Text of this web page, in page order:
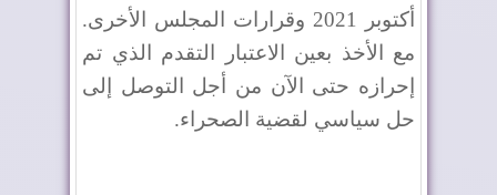
أكتوبر 2021 وقرارات المجلس الأخرى.
مع الأخذ بعين الاعتبار التقدم الذي تم
إحرازه حتى الآن من أجل التوصل إلى
حل سياسي لقضية الصحراء.